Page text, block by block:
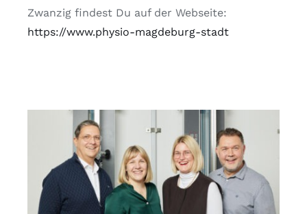
Zwanzig findest Du auf der Webseite:
https://www.physio-magdeburg-stadt